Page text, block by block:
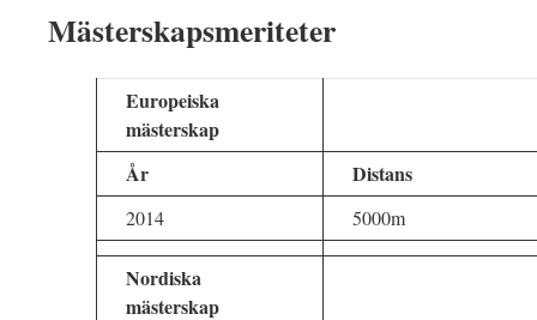
Mästerskapsmeriteter
Europeiska
mästerskap
År
Distans
2014 5000m
Nordiska
mästerskap